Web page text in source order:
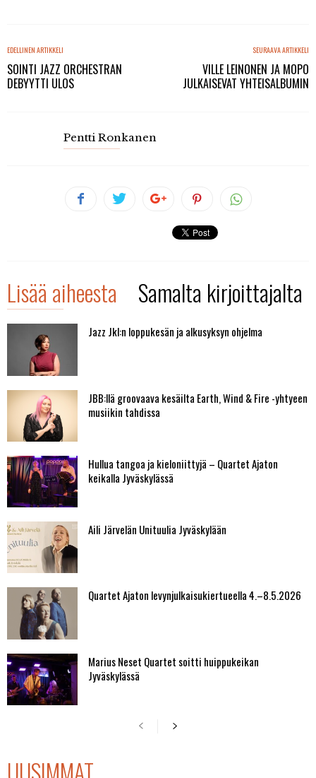
EDELLINEN ARTIKKELI
SOINTI JAZZ ORCHESTRAN
DEBYYTTI ULOS
SEURAAVA ARTIKKELI
VILLE LEINONEN JA MOPO
JULKAISEVAT YHTEISALBUMIN
Pentti Ronkanen
Lisää aiheesta Samalta kirjoittajalta
Jazz Jkl:n loppukesän ja alkusyksyn ohjelma
JBB:llä groovaava kesäilta Earth, Wind & Fire -yhtyeen
musiikin tahdissa
Hullua tangoa ja kieloniittyjä – Quartet Ajaton
keikalla Jyväskylässä
Aili Järvelän Unituulia Jyväskylään
Quartet Ajaton levynjulkaisukiertueella 4.–8.5.2026
Marius Neset Quartet soitti huippukeikan
Jyväskylässä
UUSIMMAT